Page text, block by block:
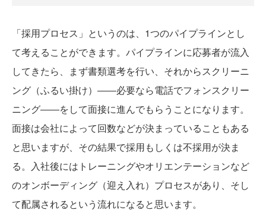
「採用プロセス」というのは、1つのパイプラインとし
て考えることができます。パイプラインに応募者が流入
してきたら、まず書類選考を行い、それからスクリーニ
ング（ふるい掛け）――必要なら電話でフォンスクリー
ニング――をして面接に進んでもらうことになります。
面接は会社によって回数などが決まっていることもある
と思いますが、その結果で採用もしくは不採用が決ま
る。入社後にはトレーニングやオリエンテーションなど
のオンボーディング（迎え入れ）プロセスがあり、そし
て配属されるという流れになると思います。